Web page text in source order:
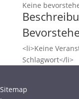
Keine
<li>Keine
Schlagwort</li>
Sitemap